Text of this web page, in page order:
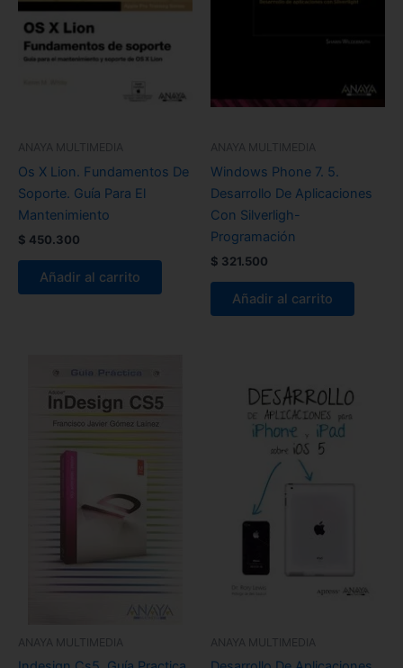
ANAYA MULTIMEDIA
Os X Lion. Fundamentos De
Soporte. Guía Para El
Mantenimiento
$ 450.300
Añadir al carrito
ANAYA MULTIMEDIA
Windows Phone 7. 5.
Desarrollo De Aplicaciones
Con Silverligh-
Programación
$ 321.500
Añadir al carrito
ANAYA MULTIMEDIA ANAYA MULTIMEDIA